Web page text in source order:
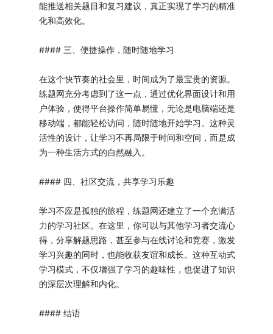
能推送相关题目和复习建议，真正实现了学习的精准
化和高效化。
#### 三、便捷操作，随时随地学习
在这个快节奏的社会里，时间成为了最宝贵的资源。
练题网充分考虑到了这一点，通过优化界面设计和用
户体验，使得平台操作简单易懂，无论是电脑端还是
移动端，都能轻松访问，随时随地开始学习。这种灵
活性的设计，让学习不再局限于时间和空间，而是成
为一种生活方式的自然融入。
#### 四、社区交流，共享学习乐趣
学习不应是孤独的旅程，练题网还建立了一个充满活
力的学习社区。在这里，你可以与其他学习者交流心
得，分享解题思路，甚至参与在线讨论和竞赛，激发
学习兴趣的同时，也能收获友谊和成长。这种互动式
学习模式，不仅增强了学习的趣味性，也促进了知识
的深层次理解和内化。
#### 结语